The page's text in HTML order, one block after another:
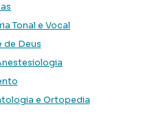
Tonal e Vocal
de Deus
e Ortopedia